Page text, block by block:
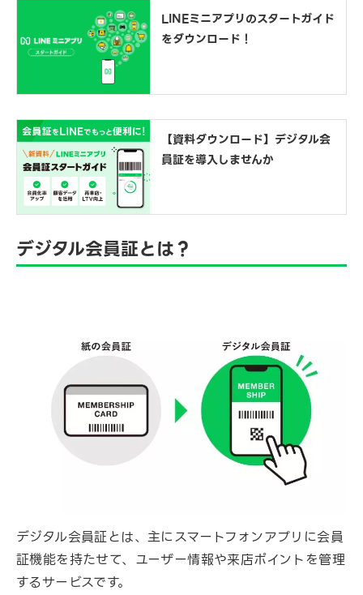
LINEミニアプリのスタートガイド
をダウンロード！
【資料ダウンロード】デジタル会
員証を導入しませんか
デジタル会員証とは？
デジタル会員証とは、主にスマートフォンアプリに会員
証機能を持たせて、ユーザー情報や来店ポイントを管理
するサービスです。